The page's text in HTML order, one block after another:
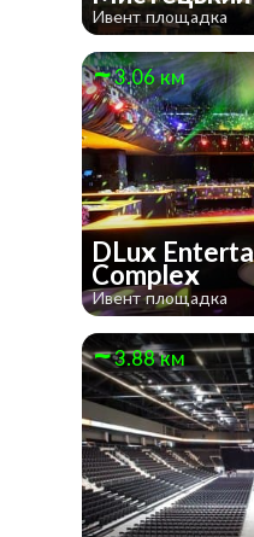
Ивент площадка
3.06 км
DLux
Complex
Ивент площадка
3.88 км